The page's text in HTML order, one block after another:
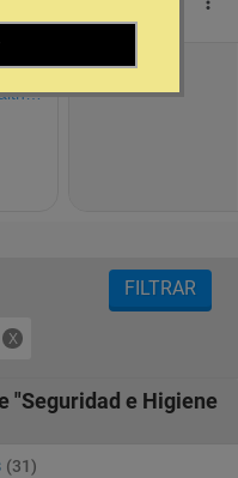
FILTRAR
"Seguridad e Higiene
(31)